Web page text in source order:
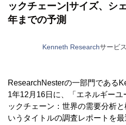
ックチェーン|サイズ、シ
年までの予測
Kenneth Researchサービス
ResearchNesterの一部門である
1年12月16日に、「エネルギーユ
ックチェーン：世界の需要分析
いうタイトルの調査レポートを